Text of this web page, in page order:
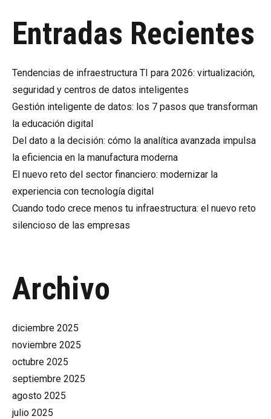
Entradas Recientes
Tendencias de infraestructura TI para 2026: virtualización,
seguridad y centros de datos inteligentes
Gestión inteligente de datos: los 7 pasos que transforman
la educación digital
Del dato a la decisión: cómo la analítica avanzada impulsa
la eficiencia en la manufactura moderna
El nuevo reto del sector financiero: modernizar la
experiencia con tecnología digital
Cuando todo crece menos tu infraestructura: el nuevo reto
silencioso de las empresas
Archivo
diciembre 2025
noviembre 2025
octubre 2025
septiembre 2025
agosto 2025
julio 2025